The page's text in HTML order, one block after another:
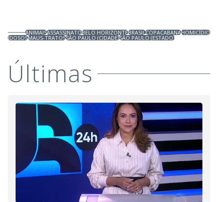
ANIMAISASSASSINATOBELO HORIZONTEBRASILCOPACABANAHOMICÍDIO
IDOSOSMAUS-TRATOSSÃO PAULO (CIDADE)SÃO PAULO (ESTADO)
Últimas